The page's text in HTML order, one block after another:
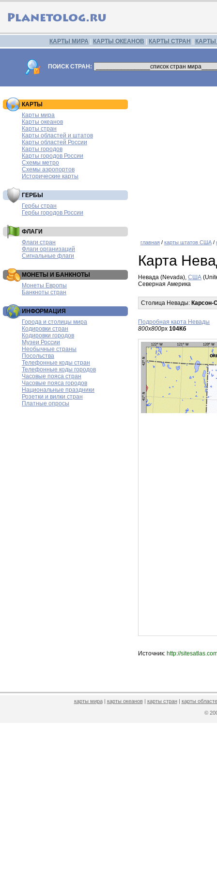
КАРТЫ МИРА КАРТЫ ОКЕАНОВ КАРТЫ СТРАН
ПОИСК СТРАН:
КАРТЫ
Карты мира
Карты океанов
Карты стран
Карты областей и штатов
Карты областей России
Карты городов
Карты городов России
Схемы метро
Схемы аэропортов
Исторические карты
ГЕРБЫ
Гербы стран
Гербы городов России
ФЛАГИ
Флаги стран
Флаги организаций
Сигнальные флаги
МОНЕТЫ И БАНКНОТЫ
Монеты Европы
Банкноты стран
ИНФОРМАЦИЯ
Города и столицы мира
Кодировки стран
Кодировки городов
Музеи России
Необычные страны
Посольства
Телефонные коды стран
Телефонные коды городов
Часовые пояса стран
Часовые пояса городов
Национальные праздники
Розетки и вилки стран
Платные опросы
главная / карты штатов США /
Карта
Невада (Nevada), США
Северная Америка
Столица Невады: Карсон-
Подробная карта Невады
800x800px 104Кб
Источник: http://
карты мира| карты океанов| карты стран| карты
©